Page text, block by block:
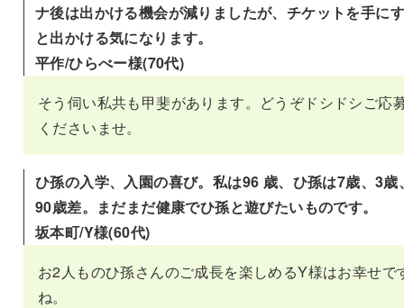
ナ後は出かける機会が減りましたが、チケットを手に
と出かける気になります。
平作/ひらべー様(70代)
そう伺い私共も甲斐があります。どうぞドシドシご応
くださいませ。
ひ孫の入学、入園の喜び。私は96 歳、ひ孫は7歳、3歳
90歳差。まだまだ健康でひ孫と遊びたいものです。
坂本町/Y様(60代)
お2人ものひ孫さんのご成長を楽しめるY様はお幸せで
ね。